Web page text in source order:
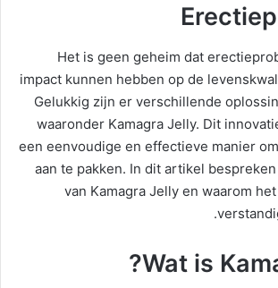
Het is geen geheim dat
impact kunnen hebben op de
Gelukkig zijn er verschillende
waaronder Kamagra Jelly. Dit
een eenvoudige en effectieve manier
aan te pakken. In dit artikel
van Kamagra Jelly en waarom
Wat is